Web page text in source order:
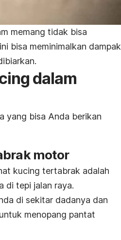
memang tidak bisa
bisa meminimalkan dampak
dalam
yang bisa Anda berikan
motor
kucing tertabrak adalah
di tepi jalan raya.
di sekitar dadanya dan
menopang pantat